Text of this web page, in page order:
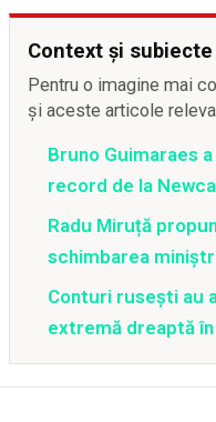
Context și
Pentru o imagine mai
și aceste articole
Bruno Guimaraes
record de la
Radu Miruță
schimbarea
Conturi rusești au
extremă dreaptă